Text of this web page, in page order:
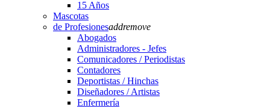
15 Años
Mascotas
de Profesionesaddremove
Abogados
Administradores - Jefes
Comunicadores / Periodistas
Contadores
Deportistas / Hinchas
Diseñadores / Artistas
Enfermería